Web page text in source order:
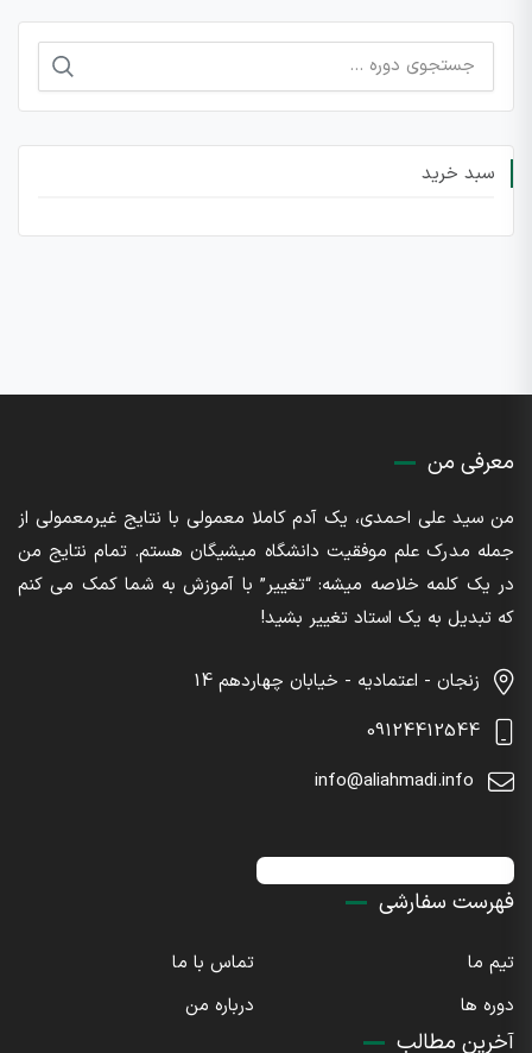
جستجو
برای:
سبد خرید
معرفی من
من سید علی احمدی، یک آدم کاملا معمولی با نتایج غیرمعمولی از
جمله مدرک علم موفقیت دانشگاه میشیگان هستم. تمام نتایج من
در یک کلمه خلاصه میشه: “تغییر” با آموزش به شما کمک می کنم
که تبدیل به یک استاد تغییر بشید!
زنجان - اعتمادیه - خیابان چهاردهم 14
09124412544
info@aliahmadi.info
فهرست سفارشی
تیم ما
تماس با ما
دوره ها
درباره من
آخرین مطالب